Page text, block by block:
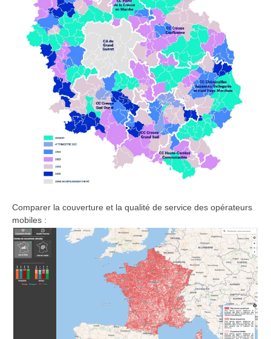
Comparer la couverture et la qualité de service des opérateurs
mobiles :